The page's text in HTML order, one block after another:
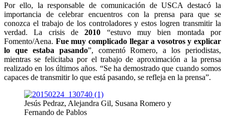
Por ello, la responsable de comunicación de USCA destacó la
importancia de celebrar encuentros con la prensa para que se
conozca el trabajo de los controladores y estos logren transmitir la
verdad. La crisis de2010 “estuvo muy bien montada por
Fomento/Aena. Fue muy complicado llegar a vosotros y explicar
lo que estaba pasando”, comentó Romero, a los periodistas,
mientras se felicitaba por el trabajo de aproximación a la prensa
realizado en los últimos años. “Se ha demostrado que cuando somos
capaces de transmitir lo que está pasando, se refleja en la prensa”.
Jesús Pedraz, Alejandra Gil, Susana Romero y
Fernando de Pablos